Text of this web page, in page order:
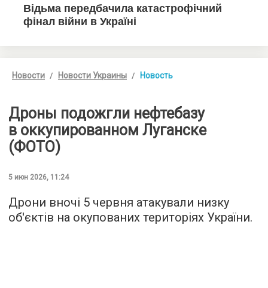
Новости Новости Украины Новость
Дроны подожгли нефтебазу
в оккупированном Луганске
(ФОТО)
5 июн 2026, 11:24
Дрони вночі 5 червня атакували низку
об'єктів на окупованих територіях України.